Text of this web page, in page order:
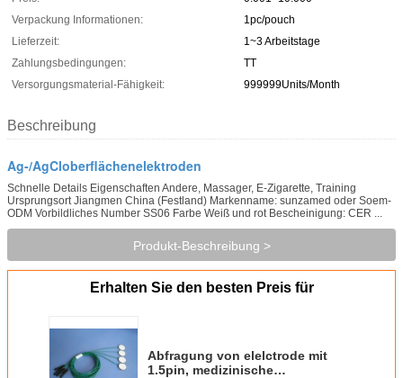
Verpackung Informationen:
1pc/pouch
Lieferzeit:
1~3 Arbeitstage
Zahlungsbedingungen:
TT
Versorgungsmaterial-Fähigkeit:
999999Units/Month
Beschreibung
Ag-/AgCloberflächenelektroden
Schnelle Details Eigenschaften Andere, Massager, E-Zigarette, Training
Ursprungsort Jiangmen China (Festland) Markenname: sunzamed oder Soem-
ODM Vorbildliches Number SS06 Farbe Weiß und rot Bescheinigung: CER ...
Produkt-Beschreibung >
Erhalten Sie den besten Preis für
Abfragung von elelctrode mit
1.5pin, medizinische